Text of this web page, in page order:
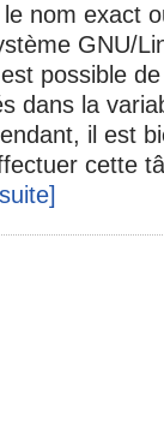
nom exact
GNU/
possible
dans la
il est
cette